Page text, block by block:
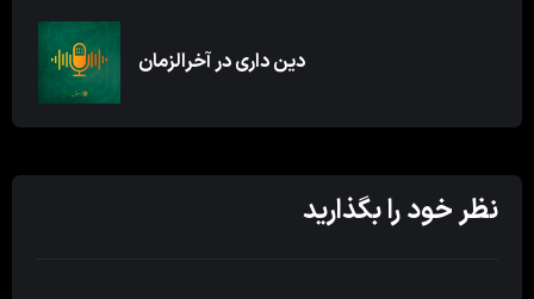
دین داری در آخرالزمان
نظر خود را بگذارید